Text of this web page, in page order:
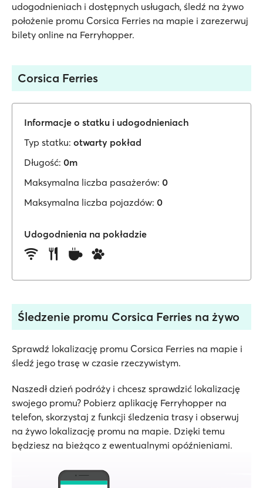
udogodnieniach i dostępnych usługach, śledź na żywo
położenie promu Corsica Ferries na mapie i zarezerwuj
bilety online na Ferryhopper.
Corsica Ferries
Informacje o statku i udogodnieniach
Typ statku: otwarty pokład
Długość: 0m
Maksymalna liczba pasażerów: 0
Maksymalna liczba pojazdów: 0
Udogodnienia na pokładzie
Śledzenie promu Corsica Ferries na żywo
Sprawdź lokalizację promu Corsica Ferries na mapie i
śledź jego trasę w czasie rzeczywistym.
Naszedł dzień podróży i chcesz sprawdzić lokalizację
swojego promu? Pobierz aplikację Ferryhopper na
telefon, skorzystaj z funkcji śledzenia trasy i obserwuj
na żywo lokalizację promu na mapie. Dzięki temu
będziesz na bieżąco z ewentualnymi opóźnieniami.